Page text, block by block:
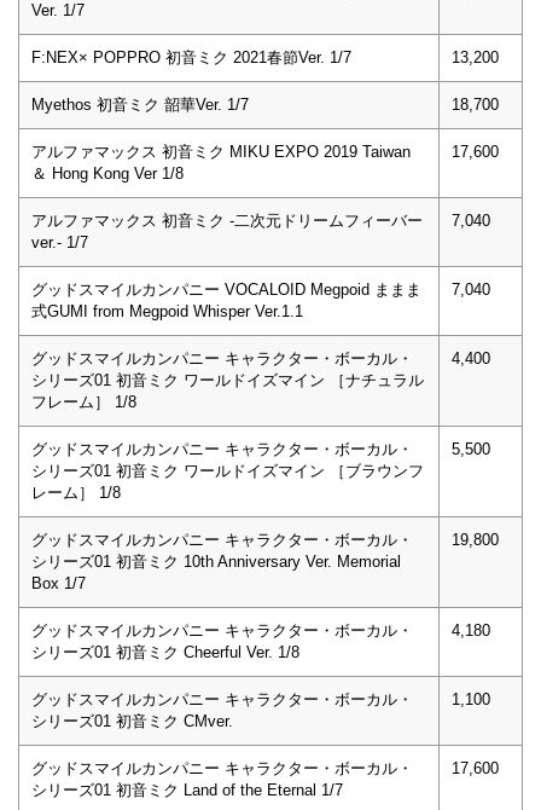
Ver. 1/7
F:NEX× POPPRO 初音ミク 2021春節Ver. 1/7 13,200
Myethos 初音ミク 韶華Ver. 1/7 18,700
アルファマックス 初音ミク MIKU EXPO 2019 Taiwan
＆ Hong Kong Ver 1/8
17,600
アルファマックス 初音ミク -二次元ドリームフィーバー
ver.- 1/7
7,040
グッドスマイルカンパニー VOCALOID Megpoid ままま
式GUMI from Megpoid Whisper Ver.1.1
7,040
グッドスマイルカンパニー キャラクター・ボーカル・
シリーズ01 初音ミク ワールドイズマイン ［ナチュラル
フレーム］ 1/8
4,400
グッドスマイルカンパニー キャラクター・ボーカル・
シリーズ01 初音ミク ワールドイズマイン ［ブラウンフ
レーム］ 1/8
5,500
グッドスマイルカンパニー キャラクター・ボーカル・
シリーズ01 初音ミク 10th Anniversary Ver. Memorial
Box 1/7
19,800
グッドスマイルカンパニー キャラクター・ボーカル・
シリーズ01 初音ミク Cheerful Ver. 1/8
4,180
グッドスマイルカンパニー キャラクター・ボーカル・
シリーズ01 初音ミク CMver.
1,100
グッドスマイルカンパニー キャラクター・ボーカル・
シリーズ01 初音ミク Land of the Eternal 1/7
17,600